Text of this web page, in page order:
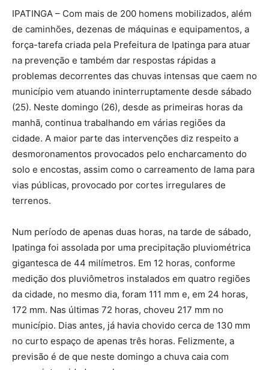
IPATINGA – Com mais de 200 homens mobilizados, além
de caminhões, dezenas de máquinas e equipamentos, a
força-tarefa criada pela Prefeitura de Ipatinga para atuar
na prevenção e também dar respostas rápidas a
problemas decorrentes das chuvas intensas que caem no
município vem atuando ininterruptamente desde sábado
(25). Neste domingo (26), desde as primeiras horas da
manhã, continua trabalhando em várias regiões da
cidade. A maior parte das intervenções diz respeito a
desmoronamentos provocados pelo encharcamento do
solo e encostas, assim como o carreamento de lama para
vias públicas, provocado por cortes irregulares de
terrenos.
Num período de apenas duas horas, na tarde de sábado,
Ipatinga foi assolada por uma precipitação pluviométrica
gigantesca de 44 milímetros. Em 12 horas, conforme
medição dos pluviômetros instalados em quatro regiões
da cidade, no mesmo dia, foram 111 mm e, em 24 horas,
172 mm. Nas últimas 72 horas, choveu 217 mm no
município. Dias antes, já havia chovido cerca de 130 mm
no curto espaço de apenas três horas. Felizmente, a
previsão é de que neste domingo a chuva caia com